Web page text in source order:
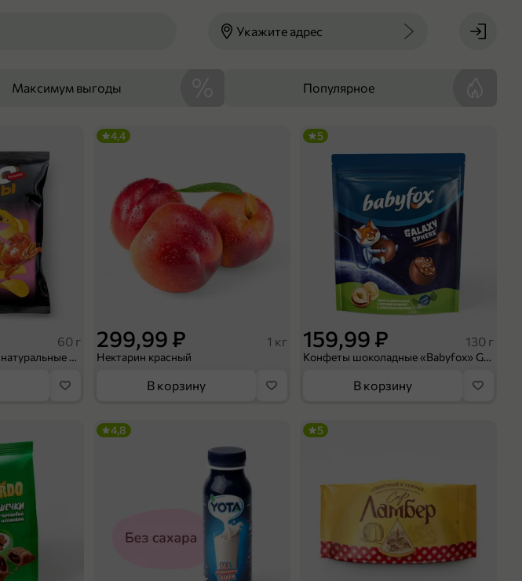
Укажите адрес
Максимум выгоды Популярное
60 г
Чипсы «PRO-Чипсы» натуральные картофельные со вкусом краба, 60 г
299,99 ₽ 1 кг
Нектарин красный
4,4
В корзину
159,99 ₽ 130 г
Конфеты шоколадные «Babyfox» Galaxy sphere с фундуком, 130 г
5
В корзину
4,8 5